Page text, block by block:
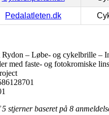
Pedalatleten.dk
Rydon – Løbe- og cykelbrille –
med faste- og fotokromiske
stjerner baseret på 8